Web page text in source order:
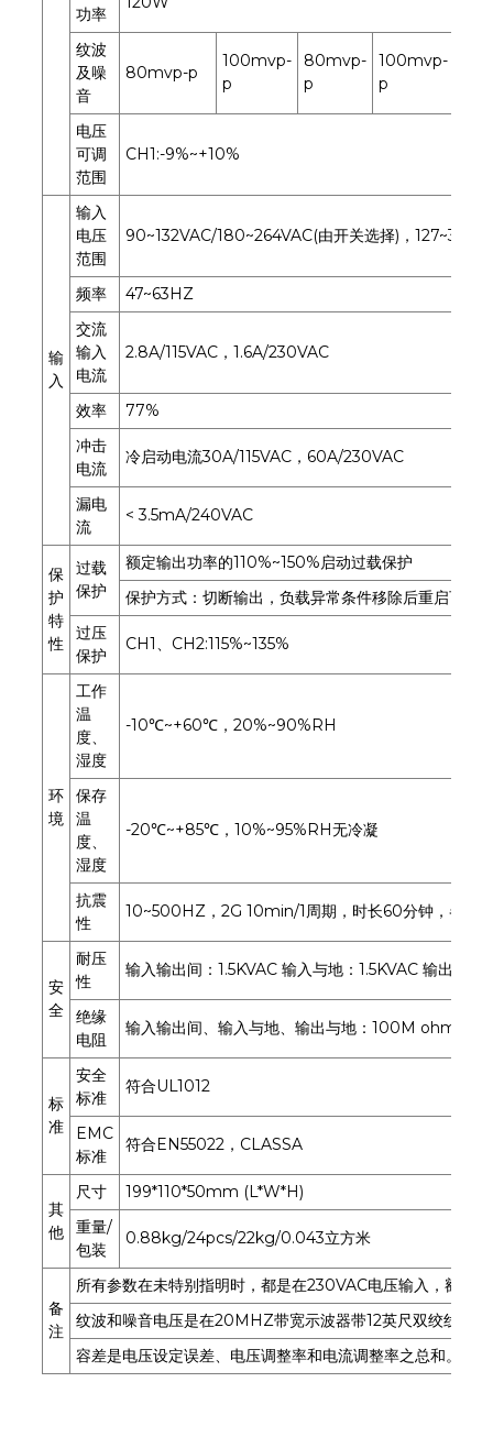
功率
纹波
及噪
音
80mvp-p
100mvp-
p
80mvp-
p
100mvp-
p
电压
可调
范围
CH1:-9%~+10%
输
入
输入
电压
范围
90~132VAC/180~264VAC(由开关选择)，
频率
47~63HZ
交流
输入
电流
2.8A/115VAC，1.6A/230VAC
效率 77%
冲击
电流
冷启动电流30A/115VAC，60A/230VAC
漏电
流
< 3.5mA/240VAC
保
护
特
性
过载
保护
额定输出功率的110%~150%启动过载保护
保护方式：切断输出，负载异常条件移除后重启可恢
过压
保护
CH1、CH2:115%~135%
环
境
工作
温
度、
湿度
-10℃~+60℃，20%~90%RH
保存
温
度、
湿度
-20℃~+85℃，10%~95%RH无冷凝
抗震
性
10~500HZ，2G 10min/1周期，时长60分钟，各轴
安
全
耐压
性
输入输出间：1.5KVAC 输入与地：1.5KVAC 输出与地
绝缘
电阻
输入输出间、输入与地、输出与地：100M ohms/
标
准
安全
标准
符合UL1012
EMC
标准
符合EN55022，CLASSA
其
他
尺寸
199*110*50mm (L*W*H)
重量/
包装
0.88kg/24pcs/22kg/0.043立方米
备
注
所有参数在未特别指明时，都是在230VAC电压输入，额定
纹波和噪音电压是在20MHZ带宽示波器带12英尺双绞线末
容差是电压设定误差、电压调整率和电流调整率之总和。